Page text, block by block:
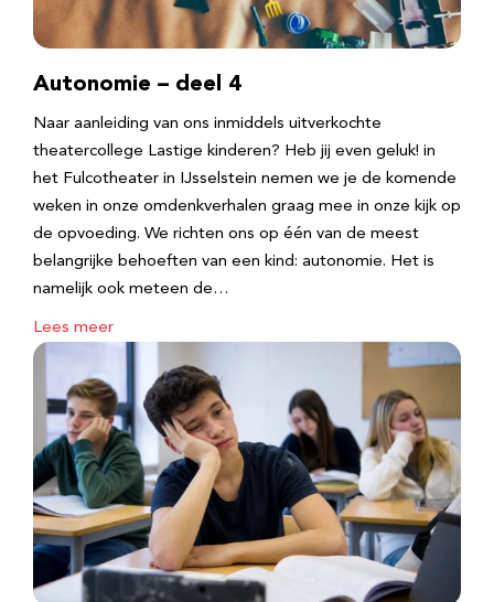
Autonomie – deel 4
Naar aanleiding van ons inmiddels uitverkochte
theatercollege Lastige kinderen? Heb jij even geluk! in
het Fulcotheater in IJsselstein nemen we je de komende
weken in onze omdenkverhalen graag mee in onze kijk op
de opvoeding. We richten ons op één van de meest
belangrijke behoeften van een kind: autonomie. Het is
namelijk ook meteen de…
Lees meer